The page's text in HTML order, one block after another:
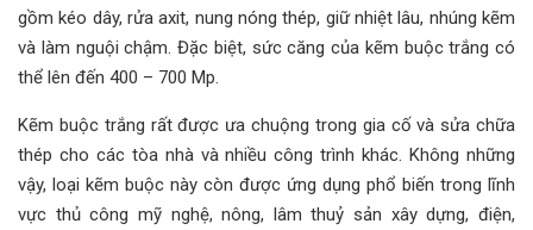
gồm kéo dây, rửa axit, nung nóng thép, giữ nhiệt lâu, nhúng kẽm
và làm nguội chậm. Đặc biệt, sức căng của kẽm buộc trắng có
thể lên đến 400 – 700 Mp.
Kẽm buộc trắng rất được ưa chuộng trong gia cố và sửa chữa
thép cho các tòa nhà và nhiều công trình khác. Không những
vậy, loại kẽm buộc này còn được ứng dụng phổ biến trong lĩnh
vực thủ công mỹ nghệ, nông, lâm thuỷ sản xây dựng, điện,